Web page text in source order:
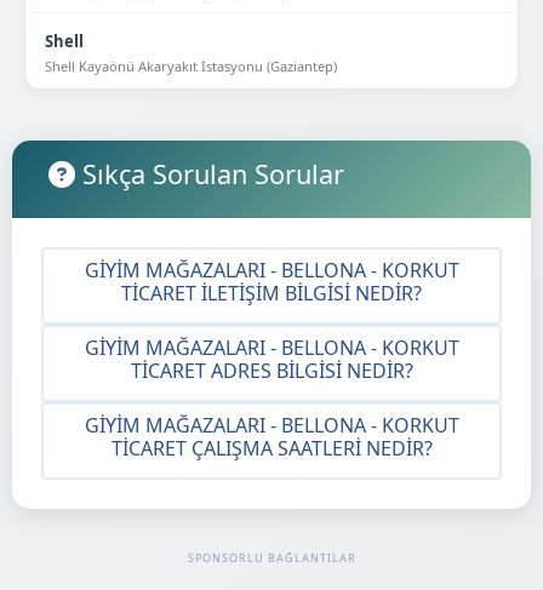
Shell
Shell Kayaönü Akaryakıt İstasyonu (Gaziantep)
Sıkça Sorulan Sorular
GIYIM MAĞAZALARI - BELLONA - KORKUT
TICARET İLETIŞIM BILGISI NEDIR?
GIYIM MAĞAZALARI - BELLONA - KORKUT
TICARET ADRES BILGISI NEDIR?
GIYIM MAĞAZALARI - BELLONA - KORKUT
TICARET ÇALIŞMA SAATLERI NEDIR?
SPONSORLU BAĞLANTILAR